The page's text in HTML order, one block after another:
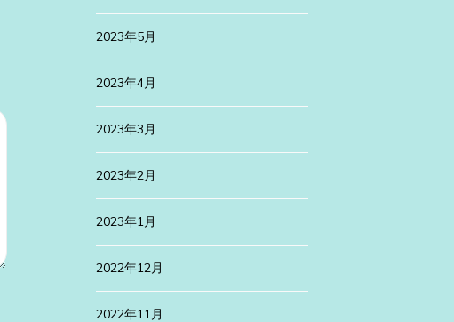
2023年5月
2023年4月
2023年3月
2023年2月
2023年1月
2022年12月
2022年11月